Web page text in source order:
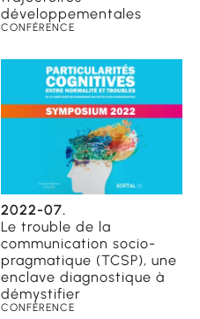
développementales
CONFÉRENCE
2022-07.
Le trouble de la
communication socio-
pragmatique (TCSP), une
enclave diagnostique à
démystifier
CONFÉRENCE